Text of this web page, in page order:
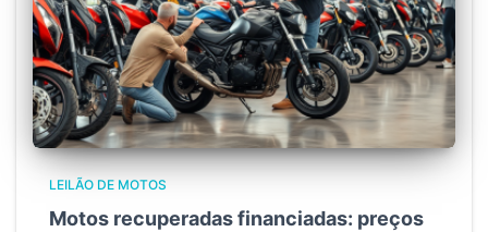
LEILÃO DE MOTOS
Motos recuperadas financiadas: preços